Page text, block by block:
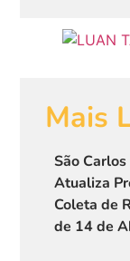
Mais
São
Atualiza
Coleta de
de 14 de